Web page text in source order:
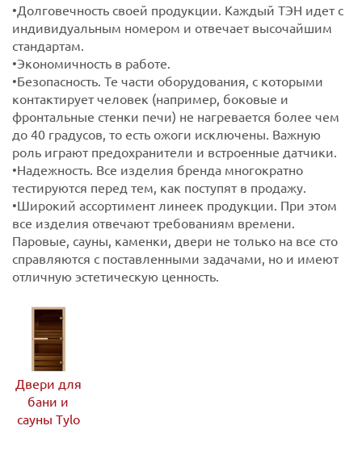
•Долговечность своей продукции. Каждый ТЭН идет с
индивидуальным номером и отвечает высочайшим
стандартам.
•Экономичность в работе.
•Безопасность. Те части оборудования, с которыми
контактирует человек (например, боковые и
фронтальные стенки печи) не нагревается более чем
до 40 градусов, то есть ожоги исключены. Важную
роль играют предохранители и встроенные датчики.
•Надежность. Все изделия бренда многократно
тестируются перед тем, как поступят в продажу.
•Широкий ассортимент линеек продукции. При этом
все изделия отвечают требованиям времени.
Паровые, сауны, каменки, двери не только на все сто
справляются с поставленными задачами, но и имеют
отличную эстетическую ценность.
Двери для
бани и
сауны Tylo